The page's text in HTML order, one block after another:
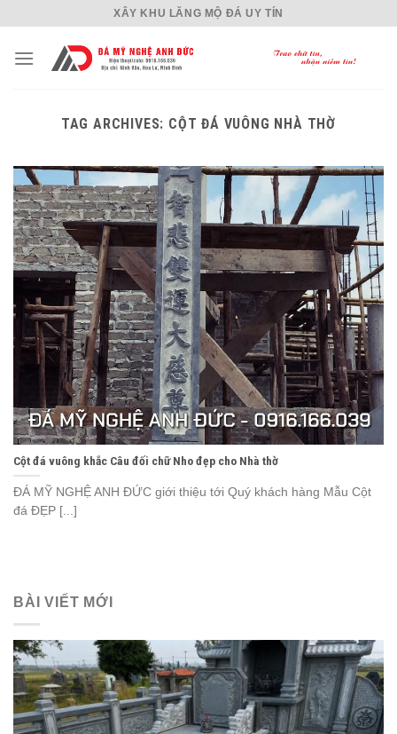
content
XÂY KHU LĂNG MỘ ĐÁ UY TÍN
TAG ARCHIVES: CỘT ĐÁ VUÔNG NHÀ THỜ
Cột đá vuông khắc Câu đối chữ Nho đẹp cho Nhà thờ
ĐÁ MỸ NGHỆ ANH ĐỨC giới thiệu tới Quý khách hàng Mẫu Cột
đá ĐẸP [...]
BÀI VIẾT MỚI